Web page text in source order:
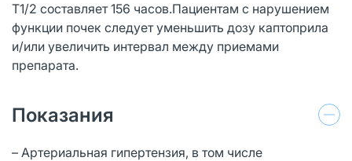
Т1/2 составляет 156 часов.Пациентам с нарушением
функции почек следует уменьшить дозу каптоприла
и/или увеличить интервал между приемами
препарата.
Показания
– Артериальная гипертензия, в том числе